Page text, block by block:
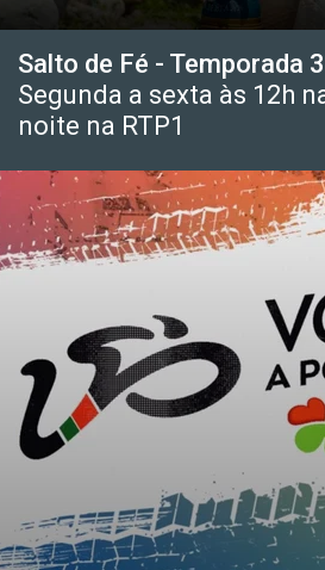
Salto de Fé - Temporada 3
Segunda a sexta às 12h
noite na RTP1
06:00